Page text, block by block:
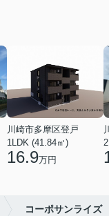
川崎市多摩区登戸
1LDK (41.84㎡)
16.9万円
コーポサンライズ